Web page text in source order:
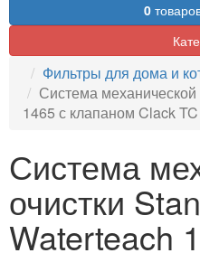
0
Фильтры для дома и
Система механической
1465 с клапаном Clack
Система
очистки
Waterteach